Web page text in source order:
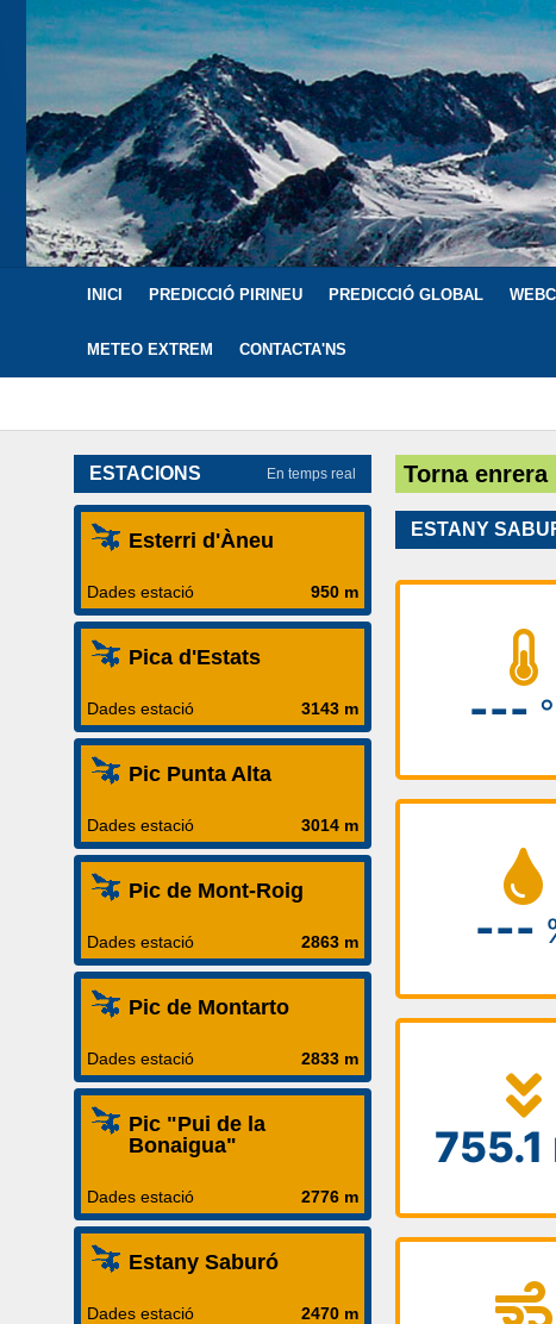
INICI PREDICCIÓ PIRINEU PREDICCIÓ GLOBAL
METEO EXTREM CONTACTA'NS
Torna enrera
ESTANY
En temps real
ESTACIONS
Esterri d'Àneu
Dades estació 950 m
Pica d'Estats
Dades estació 3143 m
Pic Punta Alta
Dades estació 3014 m
Pic de Mont-Roig
Dades estació 2863 m
Pic de Montarto
Dades estació 2833 m
Pic "Pui de la
Bonaigua"
Dades estació 2776 m
Estany Saburó
Dades estació 2470 m